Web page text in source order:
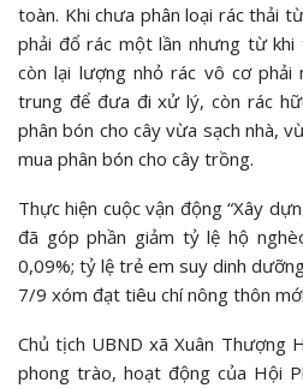
toàn. Khi chưa phân loại rác thải
phải đổ rác một lần nhưng từ khi
còn lại lượng nhỏ rác vô cơ
trung để đưa đi xử lý, còn rác
phân bón cho cây vừa sạch nhà,
mua phân bón cho cây trồng.
Thực hiện cuộc vận động “Xây
đã góp phần giảm tỷ lệ hộ
0,09%; tỷ lệ trẻ em suy dinh
7/9 xóm đạt tiêu chí nông thôn
Chủ tịch UBND xã Xuân Thượng
phong trào, hoạt động của Hội